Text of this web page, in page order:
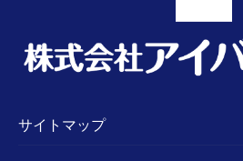
サイトマップ